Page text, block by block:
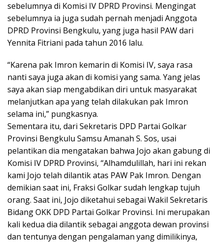
sebelumnya di Komisi IV DPRD Provinsi. Mengingat
sebelumnya ia juga sudah pernah menjadi Anggota
DPRD Provinsi Bengkulu, yang juga hasil PAW dari
Yennita Fitriani pada tahun 2016 lalu.
“Karena pak Imron kemarin di Komisi IV, saya rasa
nanti saya juga akan di komisi yang sama. Yang jelas
saya akan siap mengabdikan diri untuk masyarakat
melanjutkan apa yang telah dilakukan pak Imron
selama ini,” pungkasnya.
Sementara itu, dari Sekretaris DPD Partai Golkar
Provinsi Bengkulu Samsu Amanah S. Sos, usai
pelantikan dia mengatakan bahwa Jojo akan gabung di
Komisi IV DPRD Provinsi, “Alhamdulillah, hari ini rekan
kami Jojo telah dilantik atas PAW Pak Imron. Dengan
demikian saat ini, Fraksi Golkar sudah lengkap tujuh
orang. Saat ini, Jojo diketahui sebagai Wakil Sekretaris
Bidang OKK DPD Partai Golkar Provinsi. Ini merupakan
kali kedua dia dilantik sebagai anggota dewan provinsi
dan tentunya dengan pengalaman yang dimilikinya,